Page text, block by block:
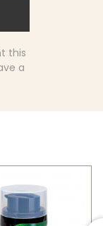
this
a